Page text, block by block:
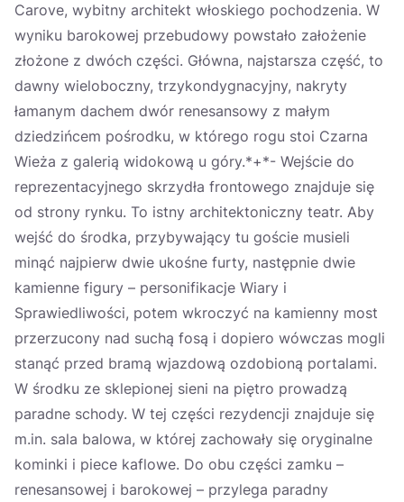
Carove, wybitny architekt włoskiego pochodzenia. W
wyniku barokowej przebudowy powstało założenie
złożone z dwóch części. Główna, najstarsza część, to
dawny wieloboczny, trzykondygnacyjny, nakryty
łamanym dachem dwór renesansowy z małym
dziedzińcem pośrodku, w którego rogu stoi Czarna
Wieża z galerią widokową u góry.*+*- Wejście do
reprezentacyjnego skrzydła frontowego znajduje się
od strony rynku. To istny architektoniczny teatr. Aby
wejść do środka, przybywający tu goście musieli
minąć najpierw dwie ukośne furty, następnie dwie
kamienne figury – personifikacje Wiary i
Sprawiedliwości, potem wkroczyć na kamienny most
przerzucony nad suchą fosą i dopiero wówczas mogli
stanąć przed bramą wjazdową ozdobioną portalami.
W środku ze sklepionej sieni na piętro prowadzą
paradne schody. W tej części rezydencji znajduje się
m.in. sala balowa, w której zachowały się oryginalne
kominki i piece kaflowe. Do obu części zamku –
renesansowej i barokowej – przylega paradny